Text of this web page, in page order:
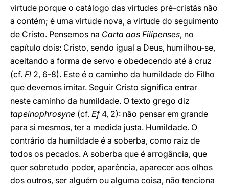
virtude porque o catálogo das virtudes pré-cristãs não
a contém; é uma virtude nova, a virtude do seguimento
de Cristo. Pensemos na Carta aos Filipenses, no
capítulo dois: Cristo, sendo igual a Deus, humilhou-se,
aceitando a forma de servo e obedecendo até à cruz
(cf. Fl 2, 6-8). Este é o caminho da humildade do Filho
que devemos imitar. Seguir Cristo significa entrar
neste caminho da humildade. O texto grego diz
tapeinophrosyne (cf. Ef4, 2): não pensar em grande
para si mesmos, ter a medida justa. Humildade. O
contrário da humildade é a soberba, como raiz de
todos os pecados. A soberba que é arrogância, que
quer sobretudo poder, aparência, aparecer aos olhos
dos outros, ser alguém ou alguma coisa, não tenciona